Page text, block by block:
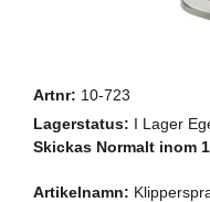
Artnr: 10-723
Lagerstatus: I Lager
Skickas Normalt inom
Artikelnamn: